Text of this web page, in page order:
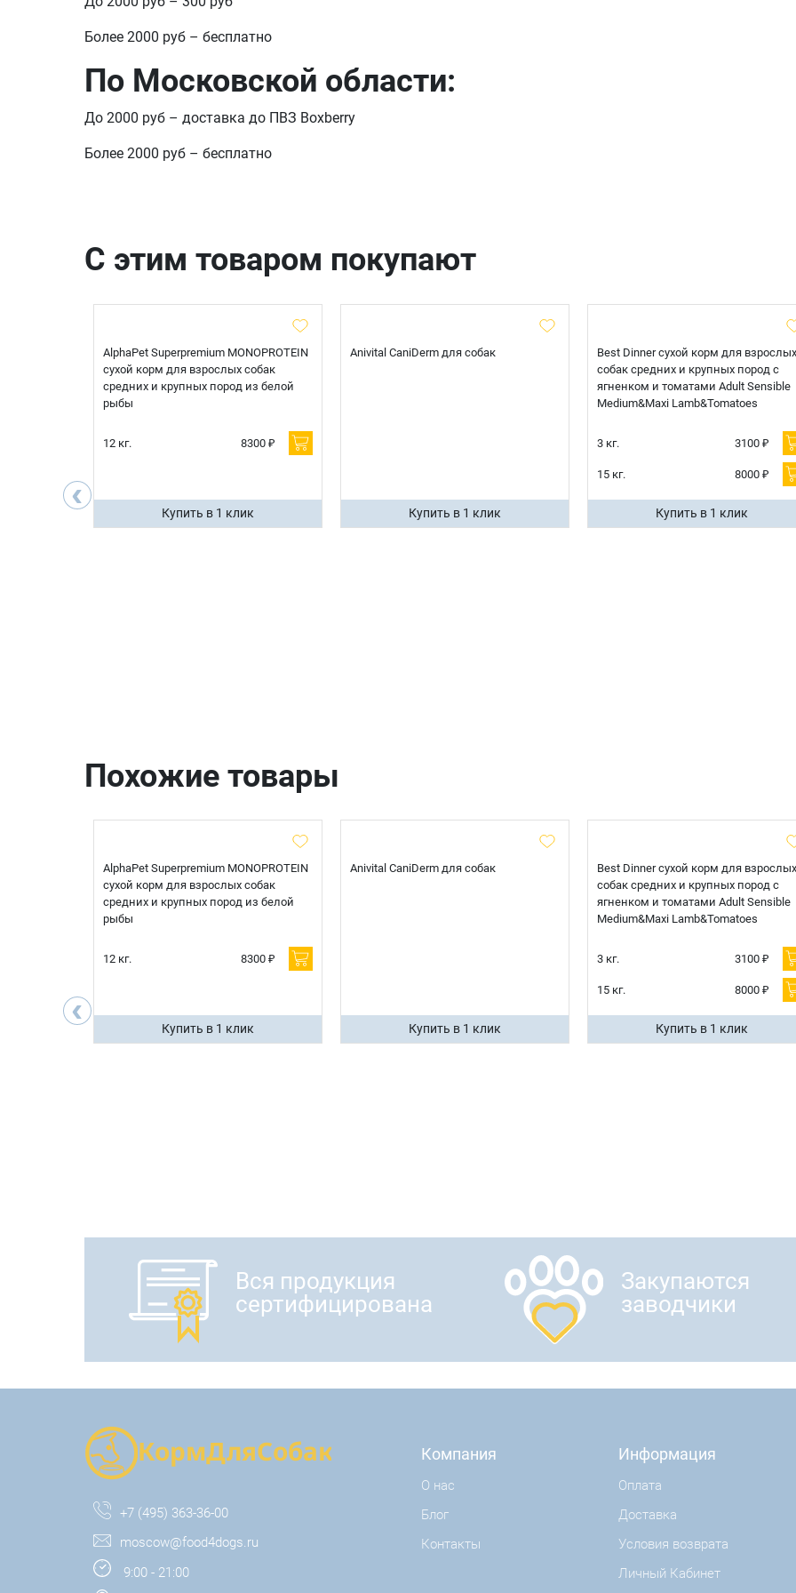
Более 2000 руб – бесплатно
По Московской области:
До 2000 руб – доставка до ПВЗ Boxberry
Более 2000 руб – бесплатно
С этим товаром покупают
‹
AlphaPet Superpremium MONOPROTEIN
сухой корм для взрослых собак
средних и крупных пород из белой
рыбы
12 кг. 8300 ₽
Купить в 1 клик
Anivital CaniDerm для собак
Купить в 1 клик
Best Dinner сухой корм для взрослых
собак средних и крупных пород с
ягненком и томатами Adult Sensible
Medium&Maxi Lamb&Tomatoes
3 кг. 3100 ₽
15 кг. 8000 ₽
Купить в 1 клик
Похожие товары
‹
AlphaPet Superpremium MONOPROTEIN
сухой корм для взрослых собак
средних и крупных пород из белой
рыбы
12 кг. 8300 ₽
Купить в 1 клик
Anivital CaniDerm для собак
Купить в 1 клик
Best Dinner сухой корм для взрослых
собак средних и крупных пород с
ягненком и томатами Adult Sensible
Medium&Maxi Lamb&Tomatoes
3 кг. 3100 ₽
15 кг. 8000 ₽
Купить в 1 клик
Вся продукция
сертифицирована
Закупаются
заводчики
+7 (495) 363-36-00
moscow@food4dogs.ru
9:00 - 21:00
Компания
О нас
Блог
Контакты
Информация
Оплата
Доставка
Условия возврата
Личный Кабинет
Продолжить покупки